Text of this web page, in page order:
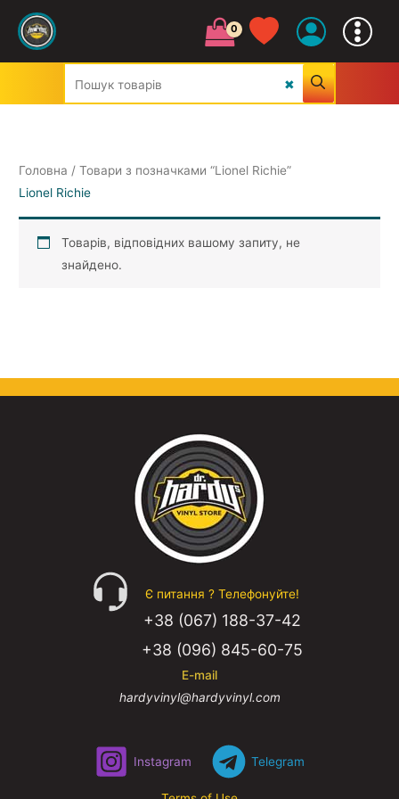
Головна / Товари з позначками “Lionel Richie”
Lionel Richie
Товарів, відповідних вашому запиту, не
знайдено.
Є питання ? Телефонуйте!
+38 (067) 188-37-42
+38 (096) 845-60-75
E-mail
hardyvinyl@hardyvinyl.com
Instagram Telegram
УСІ ЖАНРИ
POP
REGGAE
ROCK
SOUNDTRACK
COMPILATION